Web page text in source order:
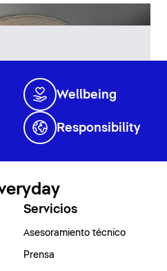
Wellbeing
Responsibility
Servicios
Asesoramiento técnico
Prensa